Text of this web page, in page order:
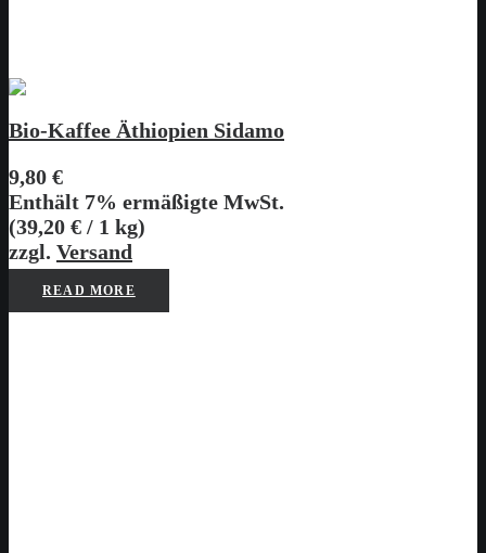
Bio-Kaffee Äthiopien Sidamo
9,80 €
Enthält 7% ermäßigte MwSt.
(39,20 € / 1 kg)
zzgl. Versand
READ MORE